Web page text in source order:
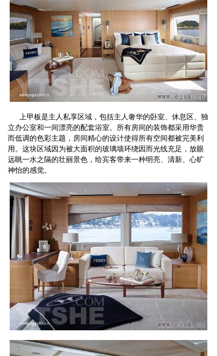
上甲板是主人私享区域，包括主人奢华的卧室、休息区、独
立办公室和一间漂亮的配套浴室。所有房间的装饰都采用华贵
而低调的色彩主题，房间精心的设计使得所有空间都被完美利
用。这块区域因为被大面积的玻璃墙环绕因而光线充足，放眼
远眺一水之隔的壮丽景色，给宾客带来一种明亮、清新、心旷
神怡的感觉。